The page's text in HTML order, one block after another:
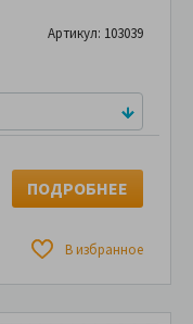
Артикул: 103039
В избранное
ПОДРОБНЕЕ